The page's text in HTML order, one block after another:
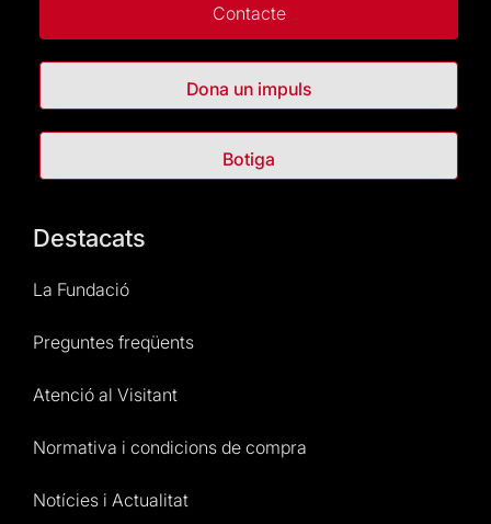
Contacte
Dona un impuls
Botiga
Destacats
La Fundació
Preguntes freqüents
Atenció al Visitant
Normativa i condicions de compra
Notícies i Actualitat